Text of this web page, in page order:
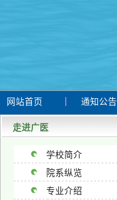
网站首页 通知公告
走进广医
学校简介
院系纵览
专业介绍